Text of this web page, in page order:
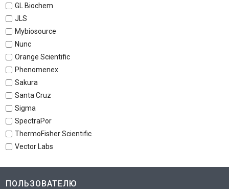
GL Biochem
JLS
Mybiosource
Nunc
Orange Scientific
Phenomenex
Sakura
Santa Cruz
Sigma
SpectraPor
ThermoFisher Scientific
Vector Labs
ПОЛЬЗОВАТЕЛЮ